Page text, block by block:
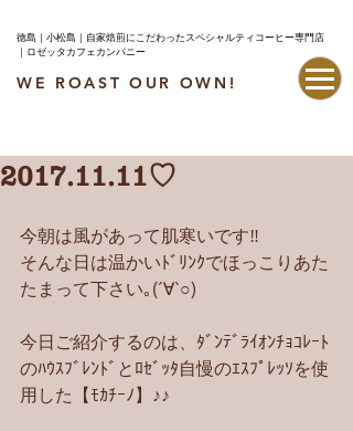
WE ROAST OUR OWN!
徳島｜小松島｜自家焙煎にこだわったスペシャルティコーヒー専門店
｜ロゼッタカフェカンパニー
2017.11.11♡
今朝は風があって肌寒いです‼︎
そんな日は温かいﾄﾞﾘﾝｸでほっこりあた
たまって下さい｡(´∀`○)
今日ご紹介するのは、ﾀﾞﾝﾃﾞﾗｲｵﾝﾁｮｺﾚｰﾄ
のﾊｳｽﾌﾞﾚﾝﾄﾞとﾛｾﾞｯﾀ自慢のｴｽﾌﾟﾚｯｿを使
用した【ﾓｶﾁｰﾉ】♪♪